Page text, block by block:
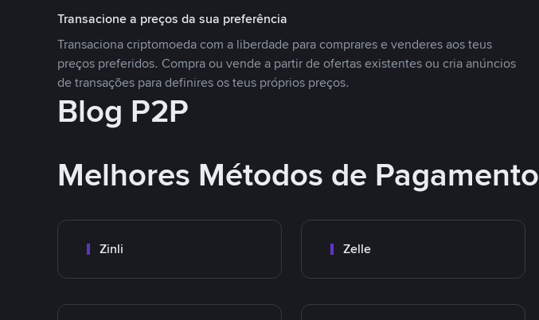
Transacione a preços da sua preferência
Transaciona criptomoeda com a liberdade para comprares e venderes aos teus
preços preferidos. Compra ou vende a partir de ofertas existentes ou cria anúncios
de transações para definires os teus próprios preços.
Blog P2P
Melhores Métodos de Pagamento
Zinli Zelle